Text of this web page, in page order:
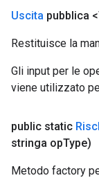
Uscita pubblica
Restituisce la
Gli input per le
viene utilizzato
public static Risc
stringa opType)
Metodo factory